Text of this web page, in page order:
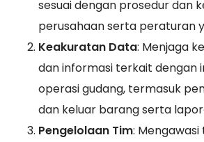
sesuai dengan prosedur dan
perusahaan serta peraturan
Keakuratan Data: Menjaga
dan informasi terkait dengan
operasi gudang, termasuk
dan keluar barang serta
Pengelolaan Tim: